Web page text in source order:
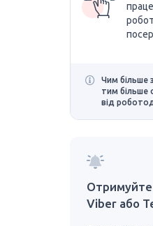
Чим більше
тим більше
від
Отримуйте
Viber або